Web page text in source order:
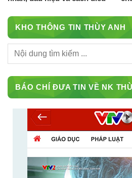
KHO THÔNG TIN THÙY ANH
BÁO CHÍ ĐƯA TIN VỀ NK